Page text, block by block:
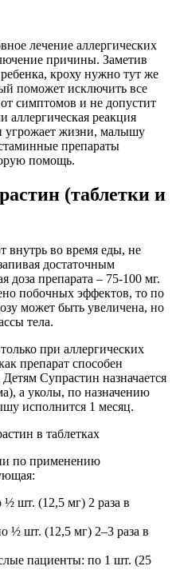
лечение аллергических
причины. Заметив
кроху нужно тут же
поможет исключить все
симптомов и не допустит
аллергическая реакция
угрожает жизни, малышу
препараты
помощь.
(таблетки и
внутрь во время еды, не
достаточным
доза препарата – 75-100 мг.
побочных эффектов, то по
может быть увеличена, но
тела.
при аллергических
препарат способен
Супрастин назначается
а уколы, по назначению
исполнится 1 месяц.
в таблетках
по применению
½ шт. (12,5 мг) 2 раза в
½ шт. (12,5 мг) 2–3 раза в
пациенты: по 1 шт. (25